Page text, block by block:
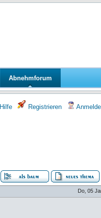
Abnehmforum
Hilfe Registrieren
Do, 05